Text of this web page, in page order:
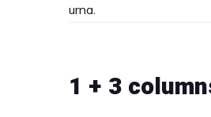
urna.
1 + 3